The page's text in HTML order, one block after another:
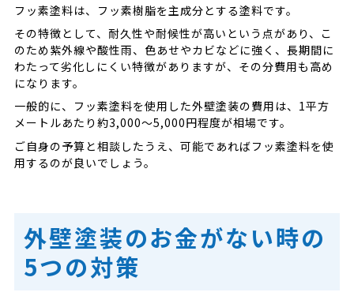
フッ素塗料は、フッ素樹脂を主成分とする塗料です。
その特徴として、耐久性や耐候性が高いという点があり、こ
のため紫外線や酸性雨、色あせやカビなどに強く、長期間に
わたって劣化しにくい特徴がありますが、その分費用も高め
になります。
一般的に、フッ素塗料を使用した外壁塗装の費用は、1平方
メートルあたり約3,000〜5,000円程度が相場です。
ご自身の予算と相談したうえ、可能であればフッ素塗料を使
用するのが良いでしょう。
外壁塗装のお金がない時の
5つの対策